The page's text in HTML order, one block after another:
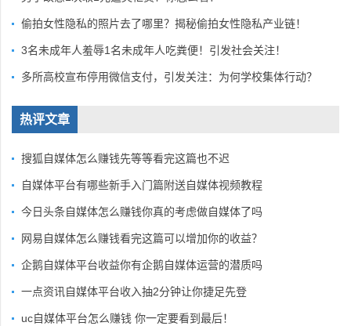
偷拍女性隐私的照片去了哪里？揭秘偷拍女性隐私产业链！
3名未成年人羞辱1名未成年人吃粪便！引发社会关注！
多所高校宣布停用微信支付，引发关注：为何学校集体行动？
热评文章
搜狐自媒体怎么赚钱先等等看完这篇也不迟
自媒体平台有哪些新手入门篇附送自媒体视频教程
今日头条自媒体怎么赚钱你真的考虑做自媒体了吗
网易自媒体怎么赚钱看完这篇可以增加你的收益？
企鹅自媒体平台收益你有企鹅自媒体运营的潜质吗
一点资讯自媒体平台收入抽2分钟让你捷足先登
uc自媒体平台怎么赚钱 你一定要看到最后！